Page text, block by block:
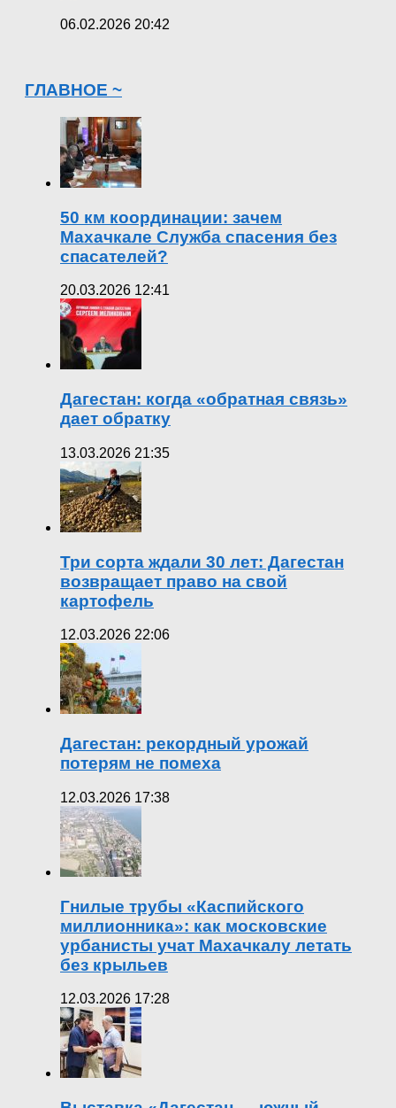
06.02.2026 20:42
ГЛАВНОЕ ~
50 км координации: зачем
Махачкале Служба спасения без
спасателей?
20.03.2026 12:41
Дагестан: когда «обратная связь»
дает обратку
13.03.2026 21:35
Три сорта ждали 30 лет: Дагестан
возвращает право на свой
картофель
12.03.2026 22:06
Дагестан: рекордный урожай
потерям не помеха
12.03.2026 17:38
Гнилые трубы «Каспийского
миллионника»: как московские
урбанисты учат Махачкалу летать
без крыльев
12.03.2026 17:28